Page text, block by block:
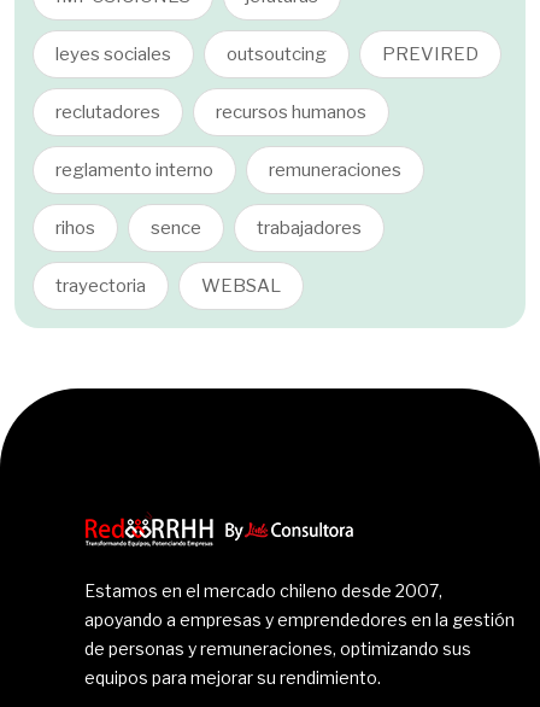
leyes sociales outsoutcing PREVIRED
reclutadores recursos humanos
reglamento interno remuneraciones
rihos sence trabajadores
trayectoria WEBSAL
Estamos en el mercado chileno desde 2007,
apoyando a empresas y emprendedores en la gestión
de personas y remuneraciones, optimizando sus
equipos para mejorar su rendimiento.